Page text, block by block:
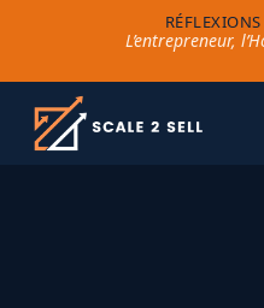
L’entrepreneur,